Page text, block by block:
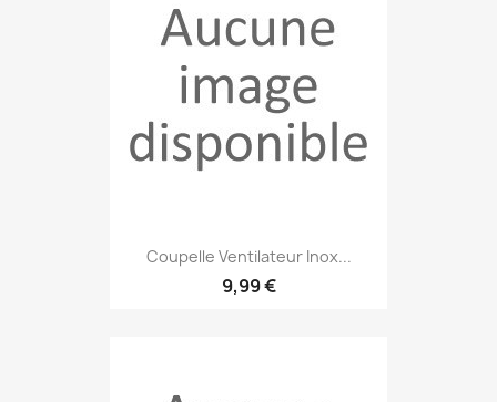
Coupelle Ventilateur Inox...
9,99 €